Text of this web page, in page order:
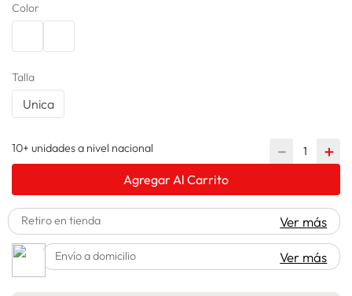
7.
10. adidas
Color
Talla
Unica
10+ unidades a nivel nacional ＋
－
Agregar Al Carrito
Retiro en tienda Ver más
Envío a domicilio Ver más